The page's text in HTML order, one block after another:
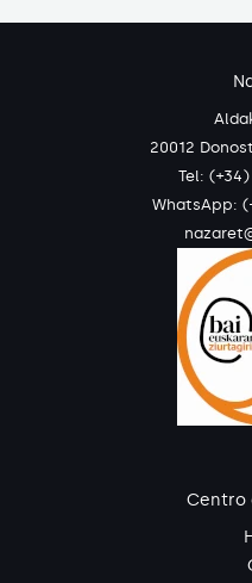
20012
Tel:
WhatsApp:
Centro